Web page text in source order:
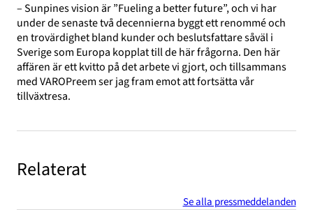
– Sunpines vision är ”Fueling a better future”, och vi har
under de senaste två decennierna byggt ett renommé och
en trovärdighet bland kunder och beslutsfattare såväl i
Sverige som Europa kopplat till de här frågorna. Den här
affären är ett kvitto på det arbete vi gjort, och tillsammans
med VAROPreem ser jag fram emot att fortsätta vår
tillväxtresa.
Relaterat
Se alla pressmeddelanden